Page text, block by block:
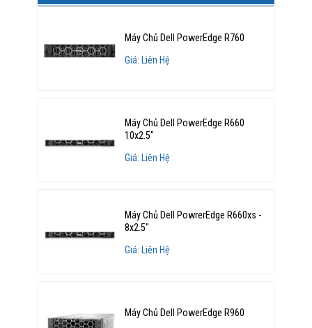
Máy Chủ Dell PowerEdge R760
Giá: Liên Hệ
Máy Chủ Dell PowerEdge R660
10x2.5"
Giá: Liên Hệ
Máy Chủ Dell PowrerEdge R660xs -
8x2.5"
Giá: Liên Hệ
Máy Chủ Dell PowerEdge R960